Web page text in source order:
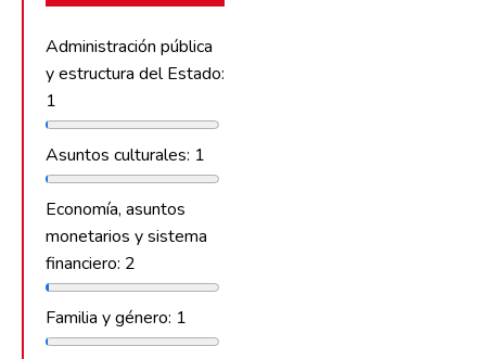
Administración pública
y estructura del Estado:
1
Asuntos culturales: 1
Economía, asuntos
monetarios y sistema
financiero: 2
Familia y género: 1